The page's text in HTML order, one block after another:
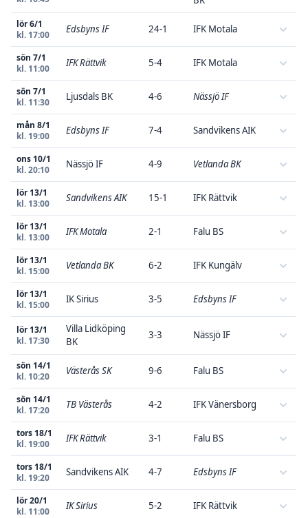
lör 6/1
kl. 17:00
Edsbyns IF 24-1 IFK Motala
sön 7/1
kl. 11:00
IFK Rättvik 5-4 IFK Motala
sön 7/1
kl. 11:30
Ljusdals BK 4-6 Nässjö IF
mån 8/1
kl. 19:00
Edsbyns IF 7-4 Sandvikens AIK
ons 10/1
kl. 20:10
Nässjö IF 4-9 Vetlanda BK
lör 13/1
kl. 13:00
Sandvikens AIK 15-1 IFK Rättvik
lör 13/1
kl. 13:00
IFK Motala 2-1 Falu BS
lör 13/1
kl. 15:00
Vetlanda BK 6-2 IFK Kungälv
lör 13/1
kl. 15:00
IK Sirius 3-5 Edsbyns IF
lör 13/1
kl. 17:30
Villa Lidköping
BK
3-3 Nässjö IF
sön 14/1
kl. 10:20
Västerås SK 9-6 Falu BS
sön 14/1
kl. 17:20
TB Västerås 4-2 IFK Vänersborg
tors 18/1
kl. 19:00
IFK Rättvik 3-1 Falu BS
tors 18/1
kl. 19:20
Sandvikens AIK 4-7 Edsbyns IF
lör 20/1
kl. 11:00
IK Sirius 5-2 IFK Rättvik